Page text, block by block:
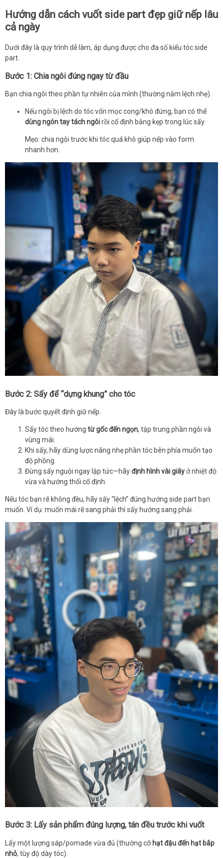
Hướng dẫn cách vuốt side part đẹp giữ nếp lâu
cả ngày
Dưới đây là quy trình dễ làm, áp dụng được cho đa số kiểu tóc side
part.
Bước 1: Chia ngôi đúng ngay từ đầu
Bạn chia ngôi theo phần tự nhiên của mình (thường nằm lệch nhẹ).
Nếu ngôi bị lệch do tóc vốn mọc cong/khó đứng, bạn có thể
dùng ngón tay tách ngôirồi cố định bằng kẹp trong lúc sấy.
Mẹo: chia ngôi trước khi tóc quá khô giúp nếp vào form
nhanh hơn.
Bước 2: Sấy để “dựng khung” cho tóc
Đây là bước quyết định giữ nếp.
Sấy tóc theo hướng từ gốc đến ngọn, tập trung phần ngôi và
vùng mái.
Khi sấy, hãy dùng lược nâng nhẹ phần tóc bên phía muốn tạo
độ phồng.
Đừng sấy nguội ngay lập tức—hãyđịnh hình vài giâyở nhiệt độ
vừa và hướng thổi cố định.
Nếu tóc bạn rẽ không đều, hãy sấy “lệch” đúng hướng side part bạn
muốn. Ví dụ: muốn mái rẽ sang phải thì sấy hướng sang phải.
Bước 3: Lấy sản phẩm đúng lượng, tán đều trước khi vuốt
Lấy một lượng sáp/pomade vừa đủ (thường cỡhạt đậu đến hạt bắp
nhỏ, tùy độ dày tóc).